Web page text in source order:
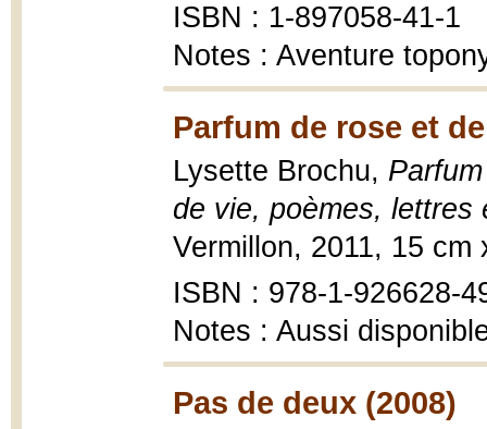
ISBN : 1-897058-41-1
Notes : Aventure
Parfum de rose et
Lysette Brochu,
de vie, poèmes, lettres
Vermillon, 2011, 15
ISBN : 978-1-926628-
Notes : Aussi
Pas de deux (2008)